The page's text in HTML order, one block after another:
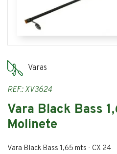
Varas
REF.: XV3624
Vara Black Bass
Molinete
Vara Black Bass 1,65 mts - CX 24